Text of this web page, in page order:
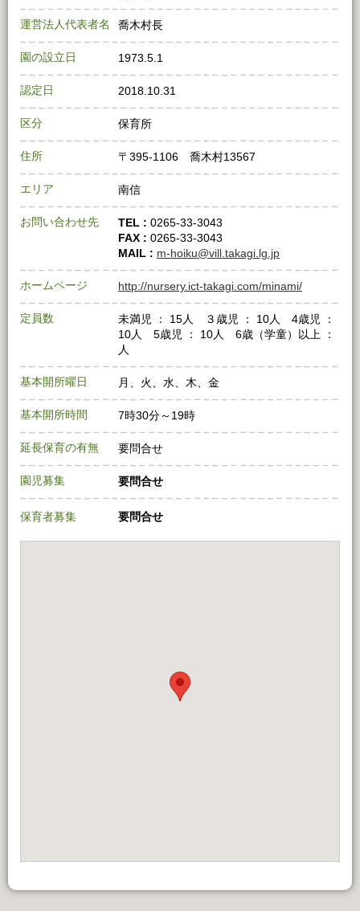
運営法人代表者名 喬木村長
園の設立日 1973.5.1
認定日 2018.10.31
区分 保育所
住所 〒395‐1106 喬木村13567
エリア 南信
お問い合わせ先 TEL : 0265‐33‐3043
FAX : 0265‐33‐3043
MAIL : m-hoiku@vill.takagi.lg.jp
ホームページ http://nursery.ict-takagi.com/minami/
定員数
未満児 ： 15人 ３歳児 ： 10人 4歳児 ：
10人 5歳児 ： 10人 6歳（学童）以上 ：
人
基本開所曜日 月、火、水、木、金
基本開所時間 7時30分～19時
延長保育の有無 要問合せ
園児募集 要問合せ
保育者募集 要問合せ